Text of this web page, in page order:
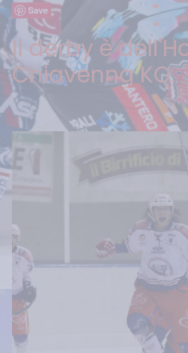
Save
Il derby è
Chiavenna KO.